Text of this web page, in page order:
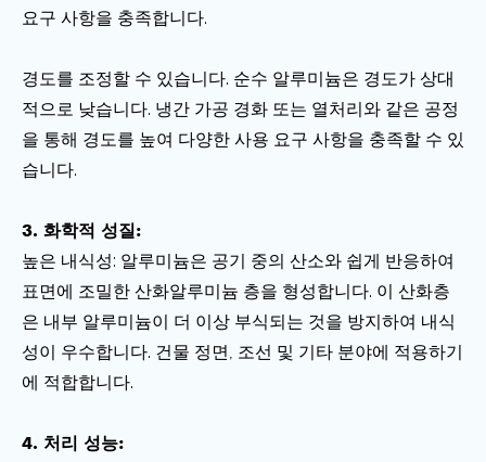
요구 사항을 충족합니다.
경도를 조정할 수 있습니다. 순수 알루미늄은 경도가 상대
적으로 낮습니다. 냉간 가공 경화 또는 열처리와 같은 공정
을 통해 경도를 높여 다양한 사용 요구 사항을 충족할 수 있
습니다.
3. 화학적 성질:
높은 내식성: 알루미늄은 공기 중의 산소와 쉽게 반응하여
표면에 조밀한 산화알루미늄 층을 형성합니다. 이 산화층
은 내부 알루미늄이 더 이상 부식되는 것을 방지하여 내식
성이 우수합니다. 건물 정면, 조선 및 기타 분야에 적용하기
에 적합합니다.
4. 처리 성능: